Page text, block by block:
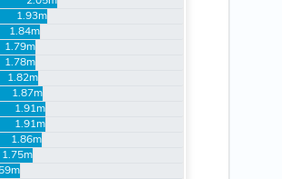
1.93m
1.84m
1.79m
1.78m
1.82m
1.87m
1.91m
1.91m
1.86m
1.75m